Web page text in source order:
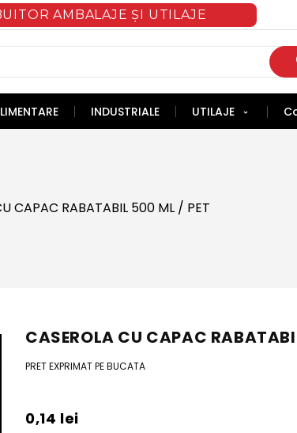
AMBALAJE ȘI UTILAJE
INDUSTRIALE UTILAJE
CAPAC RABATABIL 500 ML / PET
CASEROLA CU CAPAC
PRET EXPRIMAT PE BUCATA
0,14 lei